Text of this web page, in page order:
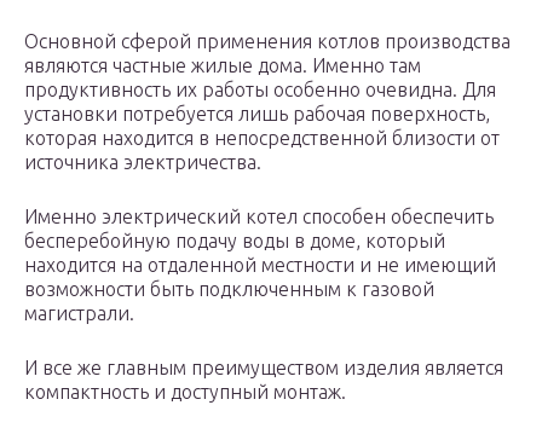
Основной сферой применения котлов производства
являются частные жилые дома. Именно там
продуктивность их работы особенно очевидна. Для
установки потребуется лишь рабочая поверхность,
которая находится в непосредственной близости от
источника электричества.
Именно электрический котел способен обеспечить
бесперебойную подачу воды в доме, который
находится на отдаленной местности и не имеющий
возможности быть подключенным к газовой
магистрали.
И все же главным преимуществом изделия является
компактность и доступный монтаж.